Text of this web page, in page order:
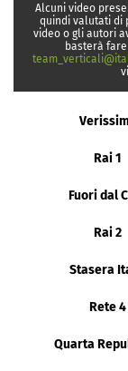
Alcuni video
quindi valutati di
video o gli autori
basterà
Rai 1
Fuori dal
Rai 2
Stasera
Rete 4
Quarta